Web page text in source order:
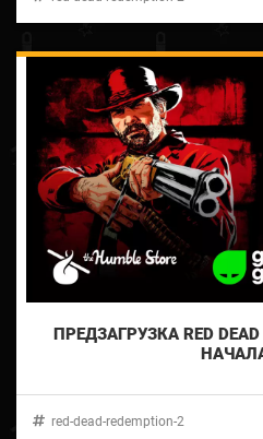
ПРЕДЗАГРУЗКА RED
red-dead-redemption-2